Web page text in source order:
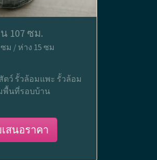
107 ซม.
ม / ห่าง 15 ซม
ตว์ รั้วล้อมแพะ รั้วล้อม
พื้นที่รอบบ้าน
สนอราคา